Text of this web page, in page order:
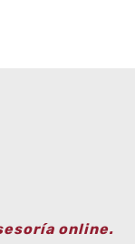
online.